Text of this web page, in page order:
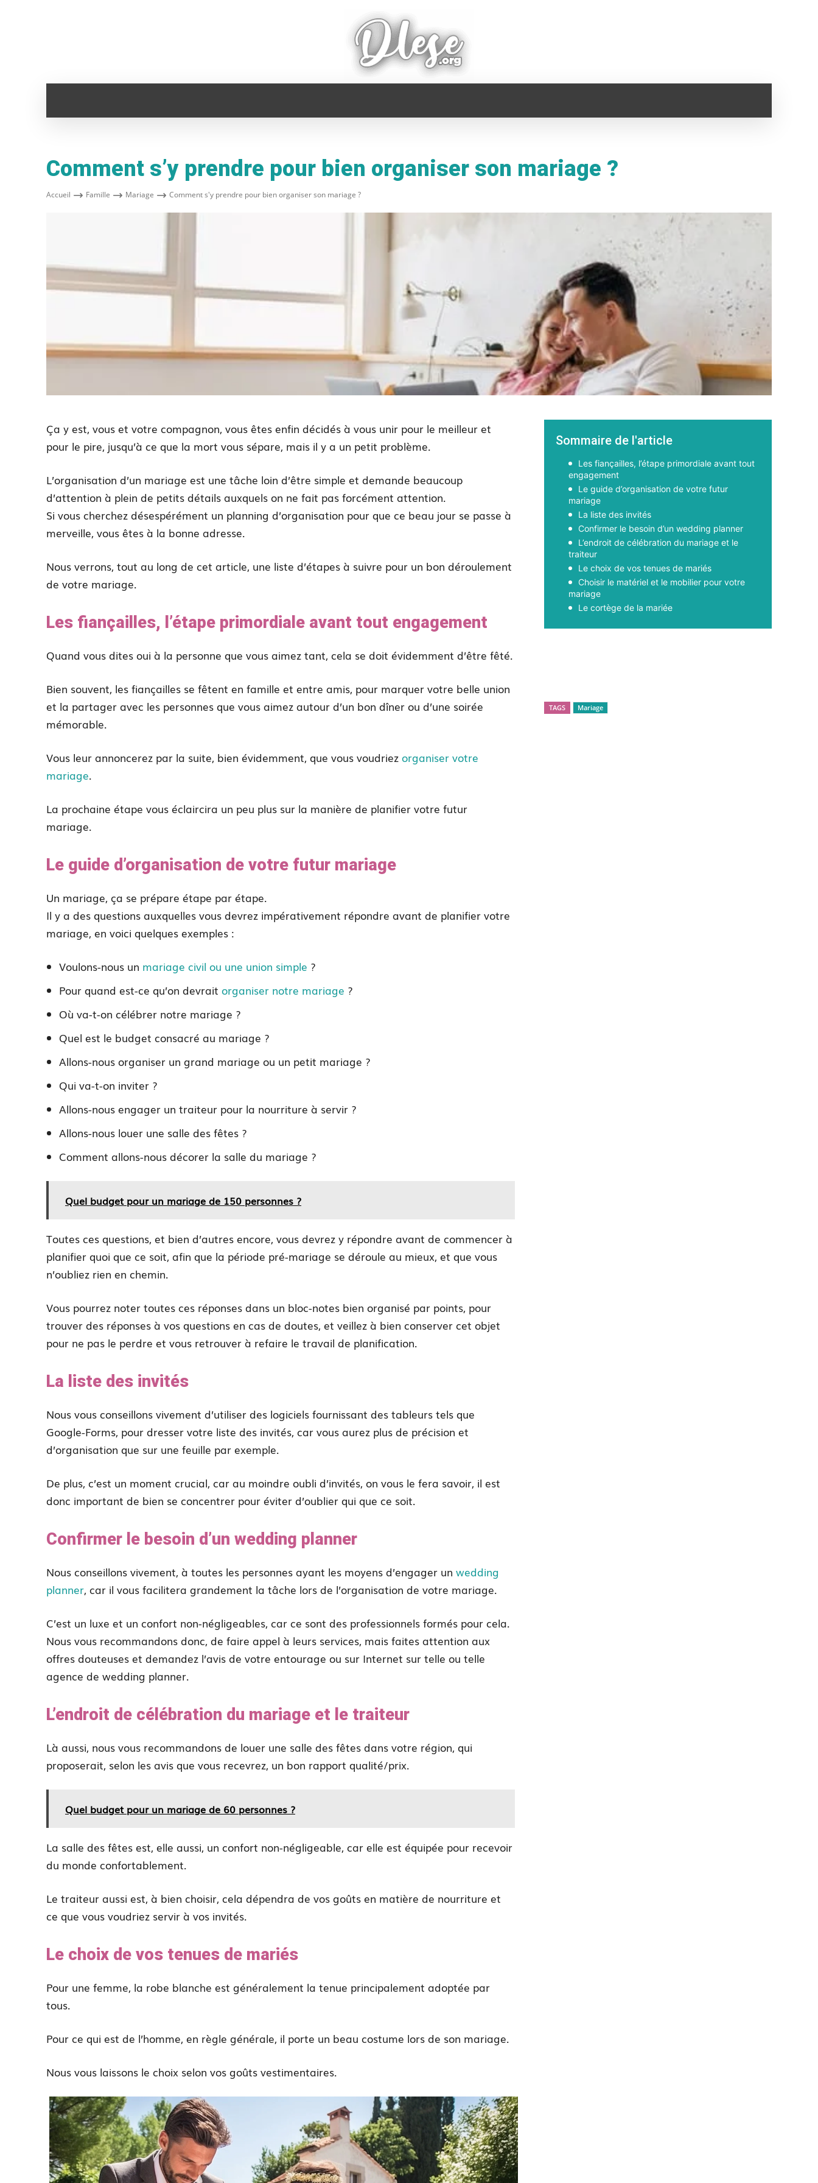
Comment s’y prendre pour bien organiser son mariage ?
Accueil Famille Mariage Comment s'y prendre pour bien organiser son mariage ?
Ça y est, vous et votre compagnon, vous êtes enfin décidés à vous unir pour le meilleur et
pour le pire, jusqu’à ce que la mort vous sépare, mais il y a un petit problème.
L’organisation d’un mariage est une tâche loin d’être simple et demande beaucoup
d’attention à plein de petits détails auxquels on ne fait pas forcément attention.
Si vous cherchez désespérément un planning d’organisation pour que ce beau jour se passe à
merveille, vous êtes à la bonne adresse.
Nous verrons, tout au long de cet article, une liste d’étapes à suivre pour un bon déroulement
de votre mariage.
Les fiançailles, l’étape primordiale avant tout engagement
Quand vous dites oui à la personne que vous aimez tant, cela se doit évidemment d’être fêté.
Bien souvent, les fiançailles se fêtent en famille et entre amis, pour marquer votre belle union
et la partager avec les personnes que vous aimez autour d’un bon dîner ou d’une soirée
mémorable.
Vous leur annoncerez par la suite, bien évidemment, que vous voudriez organiser votre
mariage.
La prochaine étape vous éclaircira un peu plus sur la manière de planifier votre futur
mariage.
Le guide d’organisation de votre futur mariage
Un mariage, ça se prépare étape par étape.
Il y a des questions auxquelles vous devrez impérativement répondre avant de planifier votre
mariage, en voici quelques exemples :
Voulons-nous un mariage civil ou une union simple ?
Pour quand est-ce qu’on devrait organiser notre mariage ?
Où va-t-on célébrer notre mariage ?
Quel est le budget consacré au mariage ?
Allons-nous organiser un grand mariage ou un petit mariage ?
Qui va-t-on inviter ?
Allons-nous engager un traiteur pour la nourriture à servir ?
Allons-nous louer une salle des fêtes ?
Comment allons-nous décorer la salle du mariage ?
Quel budget pour un mariage de 150 personnes ?
Toutes ces questions, et bien d’autres encore, vous devrez y répondre avant de commencer à
planifier quoi que ce soit, afin que la période pré-mariage se déroule au mieux, et que vous
n’oubliez rien en chemin.
Vous pourrez noter toutes ces réponses dans un bloc-notes bien organisé par points, pour
trouver des réponses à vos questions en cas de doutes, et veillez à bien conserver cet objet
pour ne pas le perdre et vous retrouver à refaire le travail de planification.
La liste des invités
Nous vous conseillons vivement d’utiliser des logiciels fournissant des tableurs tels que
Google-Forms, pour dresser votre liste des invités, car vous aurez plus de précision et
d’organisation que sur une feuille par exemple.
De plus, c’est un moment crucial, car au moindre oubli d’invités, on vous le fera savoir, il est
donc important de bien se concentrer pour éviter d’oublier qui que ce soit.
Confirmer le besoin d’un wedding planner
Nous conseillons vivement, à toutes les personnes ayant les moyens d’engager un wedding
planner, car il vous facilitera grandement la tâche lors de l’organisation de votre mariage.
C’est un luxe et un confort non-négligeables, car ce sont des professionnels formés pour cela.
Nous vous recommandons donc, de faire appel à leurs services, mais faites attention aux
offres douteuses et demandez l’avis de votre entourage ou sur Internet sur telle ou telle
agence de wedding planner.
L’endroit de célébration du mariage et le traiteur
Là aussi, nous vous recommandons de louer une salle des fêtes dans votre région, qui
proposerait, selon les avis que vous recevrez, un bon rapport qualité/prix.
Quel budget pour un mariage de 60 personnes ?
La salle des fêtes est, elle aussi, un confort non-négligeable, car elle est équipée pour recevoir
du monde confortablement.
Le traiteur aussi est, à bien choisir, cela dépendra de vos goûts en matière de nourriture et
ce que vous voudriez servir à vos invités.
Le choix de vos tenues de mariés
Pour une femme, la robe blanche est généralement la tenue principalement adoptée par
tous.
Pour ce qui est de l’homme, en règle générale, il porte un beau costume lors de son mariage.
Nous vous laissons le choix selon vos goûts vestimentaires.
Sommaire de l'article
Les fiançailles, l’étape primordiale avant tout
engagement
Le guide d’organisation de votre futur
mariage
La liste des invités
Confirmer le besoin d’un wedding planner
L’endroit de célébration du mariage et le
traiteur
Le choix de vos tenues de mariés
Choisir le matériel et le mobilier pour votre
mariage
Le cortège de la mariée
TAGS Mariage